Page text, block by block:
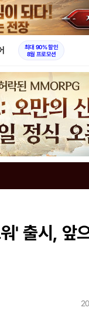
X
최대 90% 할인
8월 프로모션
' 출시, 앞